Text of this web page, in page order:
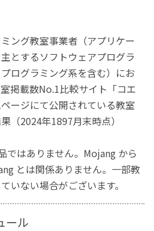
ング教室事業者（アプリケー
とするソフトウェアプログラ
ログラミング系を含む）にお
掲載数No.1比較サイト「コエ
ージにて公開されている教室
（2024年1897月末時点）
ではありません。Mojang から
とは関係ありません。一部教
いない場合がございます。
ール